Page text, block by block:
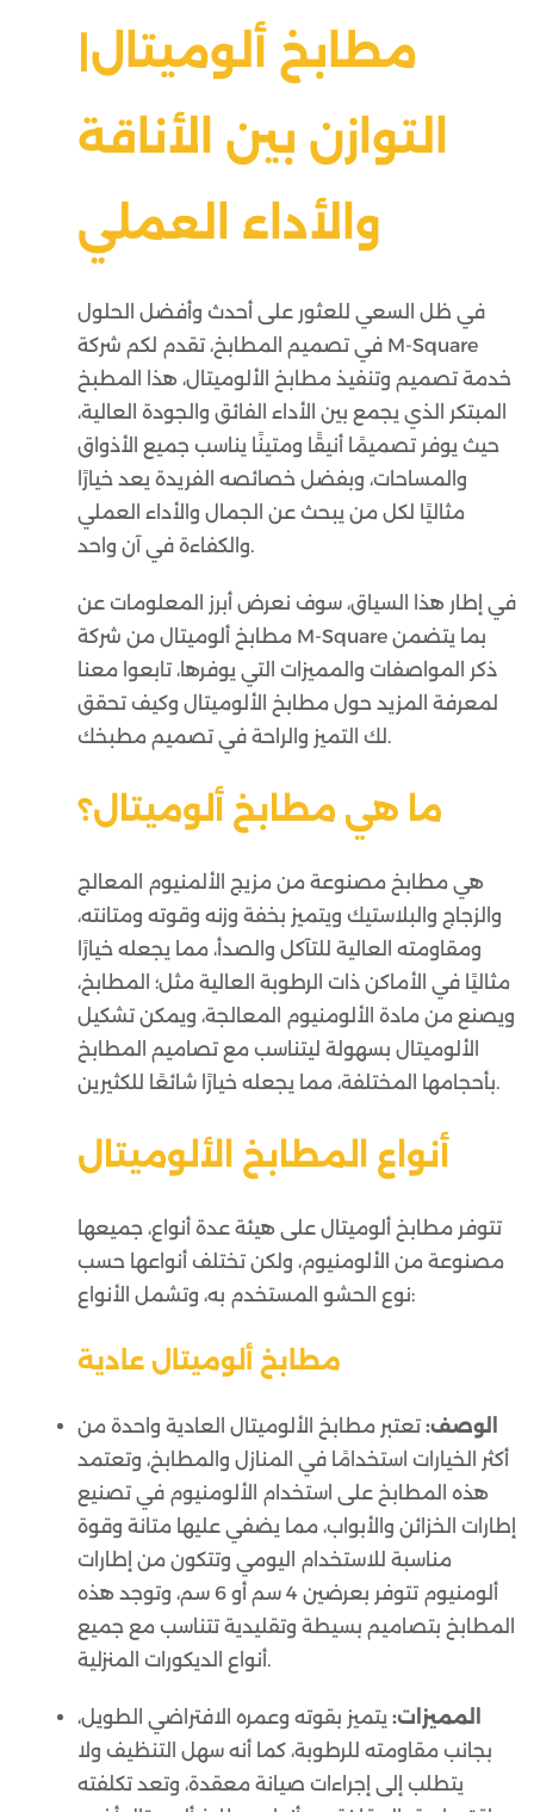
مطابخ ألوميتال|
التوازن بين الأناقة
والأداء العملي
في ظل السعي للعثور على أحدث وأفضل الحلول
في تصميم المطابخ، تقدم لكم شركة M-Square
خدمة تصميم وتنفيذ مطابخ الألوميتال، هذا المطبخ
المبتكر الذي يجمع بين الأداء الفائق والجودة العالية،
حيث يوفر تصميمًا أنيقًا ومتينًا يناسب جميع الأذواق
والمساحات، وبفضل خصائصه الفريدة يعد خيارًا
مثاليًا لكل من يبحث عن الجمال والأداء العملي
والكفاءة في آن واحد.
في إطار هذا السياق، سوف نعرض أبرز المعلومات عن
مطابخ ألوميتال من شركة M-Square بما يتضمن
ذكر المواصفات والمميزات التي يوفرها، تابعوا معنا
لمعرفة المزيد حول مطابخ الألوميتال وكيف تحقق
لك التميز والراحة في تصميم مطبخك.
ما هي مطابخ ألوميتال؟
هي مطابخ مصنوعة من مزيج الألمنيوم المعالج
والزجاج والبلاستيك ويتميز بخفة وزنه وقوته ومتانته،
ومقاومته العالية للتآكل والصدأ، مما يجعله خيارًا
مثاليًا في الأماكن ذات الرطوبة العالية مثل؛ المطابخ،
ويصنع من مادة الألومنيوم المعالجة، ويمكن تشكيل
الألوميتال بسهولة ليتناسب مع تصاميم المطابخ
بأحجامها المختلفة، مما يجعله خيارًا شائعًا للكثيرين.
أنواع المطابخ الألوميتال
تتوفر مطابخ ألوميتال على هيئة عدة أنواع، جميعها
مصنوعة من الألومنيوم، ولكن تختلف أنواعها حسب
نوع الحشو المستخدم به، وتشمل الأنواع:
مطابخ ألوميتال عادية
الوصف: تعتبر مطابخ الألوميتال العادية واحدة من
أكثر الخيارات استخدامًا في المنازل والمطابخ، وتعتمد
هذه المطابخ على استخدام الألومنيوم في تصنيع
إطارات الخزائن والأبواب، مما يضفي عليها متانة وقوة
مناسبة للاستخدام اليومي وتتكون من إطارات
ألومنيوم تتوفر بعرضين 4 سم أو 6 سم، وتوجد هذه
المطابخ بتصاميم بسيطة وتقليدية تتناسب مع جميع
أنواع الديكورات المنزلية.
المميزات: يتميز بقوته وعمره الافتراضي الطويل،
بجانب مقاومته للرطوبة، كما أنه سهل التنظيف ولا
يتطلب إلى إجراءات صيانة معقدة، وتعد تكلفته